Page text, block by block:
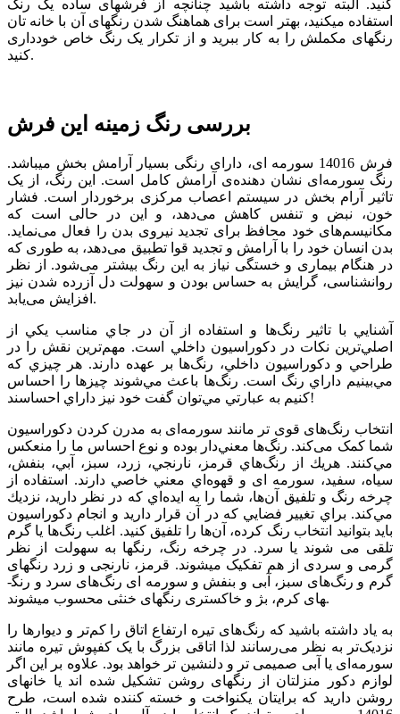
کنید. البته توجه داشته باشید چنانچه از فرش­های ساده یک رنگ
استفاده می­کنید، بهتر است برای هماهنگ شدن رنگ­های آن با خانه­ تان
رنگ­های مکملش را به کار ببرید و از تکرار یک رنگ خاص خودداری
کنید.
بررسی رنگ زمینه این فرش
فرش 14016 سورمه­ ای، دارای رنگی بسیار آرامش بخش می­باشد.
رنگ سورمه‌ای نشان دهنده‌ی آرامش کامل است. این رنگ، از یک
تاثیر آرام بخش در سیستم اعصاب مرکزی برخوردار است. فشار
خون، نبض و تنفس کاهش می‌دهد، و این در حالی است که
مکانیسم‌های خود محافظ برای تجدید نیروی بدن را فعال می‌نماید.
بدن انسان خود را با آرامش و تجدید قوا تطبیق می‌دهد، به طوری که
در هنگام بیماری و خستگی نیاز به این رنگ بیشتر می‌شود. از نظر
روانشناسی، گرایش به حساس بودن و سهولت دل آزرده شدن نیز
افزایش می‌یابد.
آشنايي با تاثير رنگ‌ها و استفاده از آن‌ در جاي مناسب يكي از
اصلي‌ترين نكات در دكوراسيون داخلي است. مهم‌ترين نقش را در
طراحي و دكوراسيون داخلي، رنگ‌ها بر عهده دارند. هر چيزي كه
مي‌بينيم داراي رنگ است. رنگ‌ها باعث مي‌شوند چيزها را احساس
كنيم به عبارتي مي‌توان گفت خود نيز داراي احساسند!
انتخاب رنگ‌های قوی تر مانند سورمه‌ای به مدرن کردن دکوراسیون
شما کمک می‌کند. رنگ‌ها معني‌دار بوده و نوع احساس ما را منعكس
مي‌كنند. هريك از رنگ‌هاي قرمز، نارنجي، زرد، سبز، آبي، بنفش،
سياه، سفيد، سورمه ­ای و قهوه‌اي معني خاصي دارند. استفاده از
چرخه رنگ و تلفيق آن‌ها، شما را به ايده‌اي كه در نظر داريد، نزديك
مي‌كند. براي تغيير فضايي كه در آن قرار داريد و انجام دكوراسيون
بايد بتوانيد انتخاب رنگ كرده، آن‌ها را تلفيق كنيد. اغلب رنگ‌ها يا گرم
تلقی می شوند يا سرد. در چرخه رنگ، رنگها به سهولت از نظر
گرمی و سردی از هم تفکيک میشوند. قرمز، نارنجی و زرد رنگ­های
گرم و رنگ‌های سبز، آبی و بنفش و سورمه­ ای رنگ‌های سرد و رنگ­
های کرم، بژ و خاکستری رنگ­های خنثی محسوب می­شوند.
به یاد داشته باشید كه رنگ‌های تیره ارتفاع اتاق را كم‌تر و دیوارها را
نزدیک‌تر به نظر می‌رسانند لذا اتاقی بزرگ با يک کفپوش تيره مانند
سورمه‌ای یا آبی صميمی تر و دلنشين تر خواهد بود. علاوه بر این اگر
لوازم دکور منزلتان از رنگ­های روشن تشکیل شده­ اند یا خانه­ای
روشن دارید که برای­تان یکنواخت و خسته کننده شده است، طرح